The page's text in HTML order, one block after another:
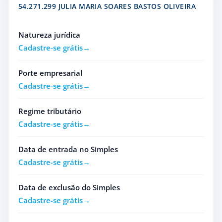
54.271.299 JULIA MARIA SOARES BASTOS OLIVEIRA
Natureza jurídica
Cadastre-se grátis
Porte empresarial
Cadastre-se grátis
Regime tributário
Cadastre-se grátis
Data de entrada no Simples
Cadastre-se grátis
Data de exclusão do Simples
Cadastre-se grátis